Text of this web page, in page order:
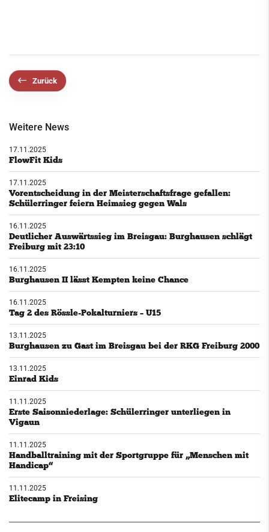
Zurück
Weitere News
17.11.2025
FlowFit Kids
17.11.2025
Vorentscheidung in der Meisterschaftsfrage gefallen:
Schülerringer feiern Heimsieg gegen Wals
16.11.2025
Deutlicher Auswärtssieg im Breisgau: Burghausen schlägt
Freiburg mit 23:10
16.11.2025
Burghausen II lässt Kempten keine Chance
16.11.2025
Tag 2 des Rössle-Pokalturniers – U15
13.11.2025
Burghausen zu Gast im Breisgau bei der RKG Freiburg 2000
13.11.2025
Einrad Kids
11.11.2025
Erste Saisonniederlage: Schülerringer unterliegen in
Vigaun
11.11.2025
Handballtraining mit der Sportgruppe für „Menschen mit
Handicap“
11.11.2025
Elitecamp in Freising